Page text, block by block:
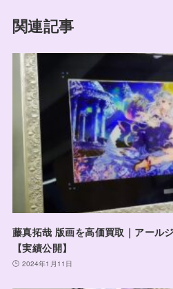
関連記事
藤真拓哉 版画を高価買取｜アール
【実績公開】
2024年1月11日